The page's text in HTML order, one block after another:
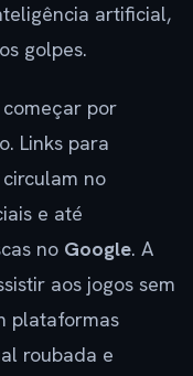
artificial,
golpes.
por
Links para
no
e até
no Google. A
aos jogos sem
plataformas
roubada e